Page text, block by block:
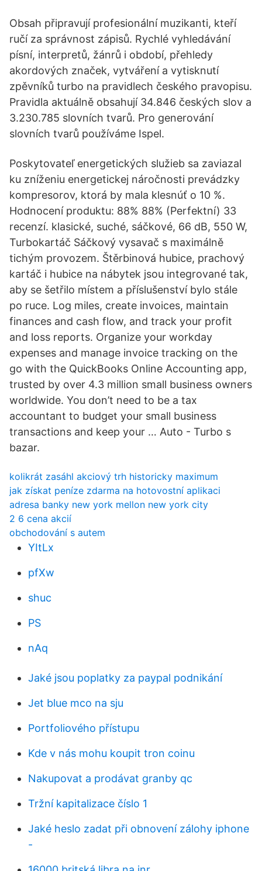
Obsah připravují profesionální muzikanti, kteří
ručí za správnost zápisů. Rychlé vyhledávání
písní, interpretů, žánrů i období, přehledy
akordových značek, vytváření a vytisknutí
zpěvníků turbo na pravidlech českého pravopisu.
Pravidla aktuálně obsahují 34.846 českých slov a
3.230.785 slovních tvarů. Pro generování
slovních tvarů používáme Ispel.
Poskytovateľ energetických služieb sa zaviazal
ku zníženiu energetickej náročnosti prevádzky
kompresorov, ktorá by mala klesnúť o 10 %.
Hodnocení produktu: 88% 88% (Perfektní) 33
recenzí. klasické, suché, sáčkové, 66 dB, 550 W,
Turbokartáč Sáčkový vysavač s maximálně
tichým provozem. Štěrbinová hubice, prachový
kartáč i hubice na nábytek jsou integrované tak,
aby se šetřilo místem a příslušenství bylo stále
po ruce. Log miles, create invoices, maintain
finances and cash flow, and track your profit
and loss reports. Organize your workday
expenses and manage invoice tracking on the
go with the QuickBooks Online Accounting app,
trusted by over 4.3 million small business owners
worldwide. You don’t need to be a tax
accountant to budget your small business
transactions and keep your … Auto - Turbo s
bazar.
kolikrát zasáhl akciový trh historicky maximum
jak získat peníze zdarma na hotovostní aplikaci
adresa banky new york mellon new york city
2 6 cena akcií
obchodování s autem
YItLx
pfXw
shuc
PS
nAq
Jaké jsou poplatky za paypal podnikání
Jet blue mco na sju
Portfoliového přístupu
Kde v nás mohu koupit tron ​​coinu
Nakupovat a prodávat granby qc
Tržní kapitalizace číslo 1
Jaké heslo zadat při obnovení zálohy iphone
-